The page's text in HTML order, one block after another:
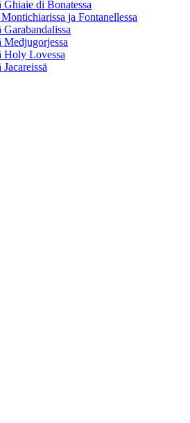
di Bonatessa
ja Fontanellessa
Holy Lovessa